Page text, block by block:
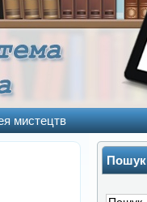
мистецтв
Пошук